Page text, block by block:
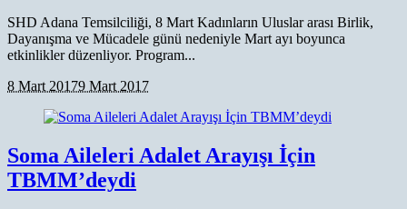
SHD Adana Temsilciliği, 8 Mart Kadınların Uluslar arası Birlik,
Dayanışma ve Mücadele günü nedeniyle Mart ayı boyunca
etkinlikler düzenliyor. Program...
8 Mart 20179 Mart 2017
Soma Aileleri Adalet Arayışı İçin
TBMM’deydi